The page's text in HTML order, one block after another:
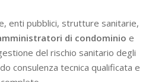
enti pubblici, strutture sanitarie,
di condominio e
del rischio sanitario degli
consulenza tecnica qualificata e